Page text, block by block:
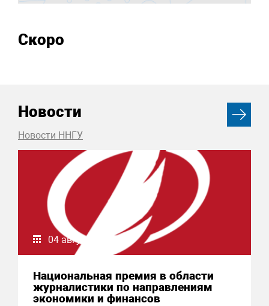
Скоро
Новости
Новости ННГУ
04 августа 2026
Национальная премия в области
журналистики по направлениям
экономики и финансов